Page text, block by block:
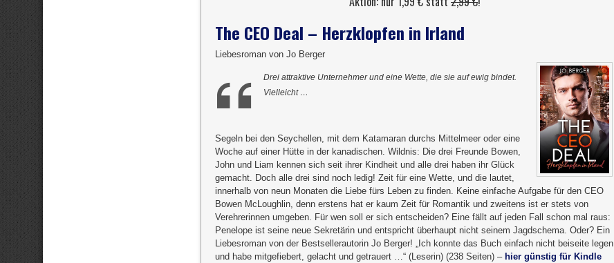
The CEO Deal – Herzklopfen in Irland
Liebesroman von Jo Berger
Drei attraktive Unternehmer und eine Wette, die sie auf ewig bindet.
Vielleicht …
Segeln bei den Seychellen, mit dem Katamaran durchs Mittelmeer oder eine
Woche auf einer Hütte in der kanadischen. Wildnis: Die drei Freunde Bowen,
John und Liam kennen sich seit ihrer Kindheit und alle drei haben ihr Glück
gemacht. Doch alle drei sind noch ledig! Zeit für eine Wette, und die lautet,
innerhalb von neun Monaten die Liebe fürs Leben zu finden. Keine einfache Aufgabe für den CEO
Bowen McLoughlin, denn erstens hat er kaum Zeit für Romantik und zweitens ist er stets von
Verehrerinnen umgeben. Für wen soll er sich entscheiden? Eine fällt auf jeden Fall schon mal raus:
Penelope ist seine neue Sekretärin und entspricht überhaupt nicht seinem Jagdschema. Oder? Ein
Liebesroman von der Bestsellerautorin Jo Berger! „Ich konnte das Buch einfach nicht beiseite legen
und habe mitgefiebert, gelacht und getrauert …“ (Leserin) (238 Seiten) – hier günstig für Kindle